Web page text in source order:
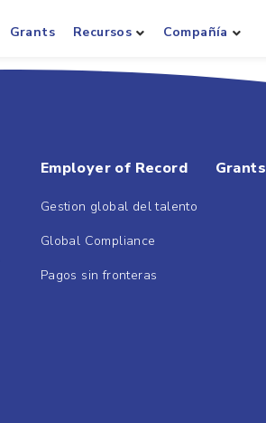
Grants Recursos Compañía
Employer of Record
Gestion global del talento
Global Compliance
Pagos sin fronteras
Grants